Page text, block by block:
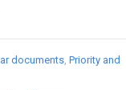
documents Priority and